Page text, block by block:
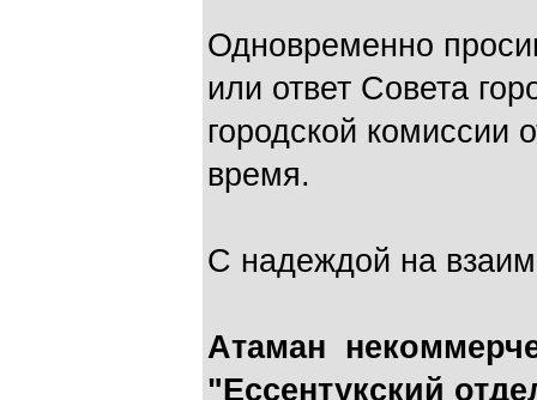
Одновременно
или ответ Совета
городской комиссии
время.
С надеждой на
Атаман
"Ессентукский